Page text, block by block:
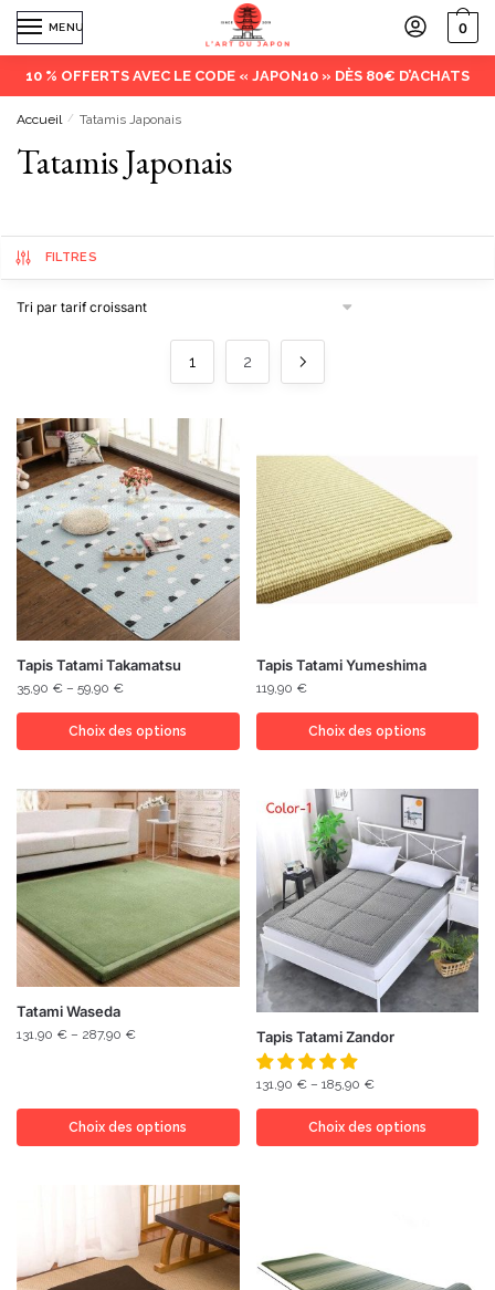
MENU 0
10 % OFFERTS AVEC LE CODE « JAPON10 » DÈS 80€ D’ACHATS
Accueil / Tatamis Japonais
Tatamis Japonais
FILTRES
1 2
Tapis Tatami Takamatsu
35,90 € – 59,90 €
Choix des options
Tapis Tatami Yumeshima
119,90 €
Choix des options
Tatami Waseda
131,90 € – 287,90 €
Choix des options
Tapis Tatami Zandor
131,90 € – 185,90 €
Choix des options